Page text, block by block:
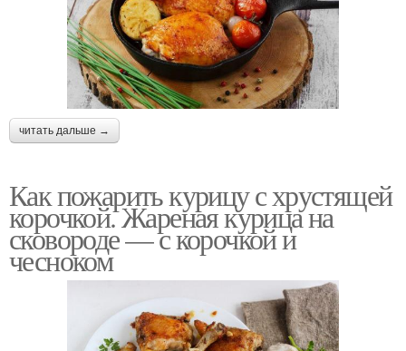
читать дальше →
Как пожарить курицу с хрустящей
корочкой. Жареная курица на
сковороде — с корочкой и
чесноком